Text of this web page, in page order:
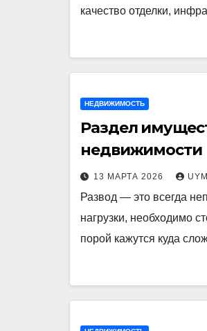
качество отделки,
НЕДВИЖИМОСТЬ
Раздел
недвижимости
13 МАРТА 2026
Развод — это всегда
нагрузки, необходимо
порой кажутся куда